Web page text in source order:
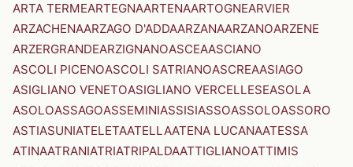
ARTA TERMEARTEGNAARTENAARTOGNEARVIER
ARZACHENAARZAGO D'ADDAARZANAARZANOARZENE
ARZERGRANDEARZIGNANOASCEAASCIANO
ASCOLI PICENOASCOLI SATRIANOASCREAASIAGO
ASIGLIANO VENETOASIGLIANO VERCELLESEASOLA
ASOLOASSAGOASSEMINIASSISIASSOASSOLOASSORO
ASTIASUNIATELETAATELLAATENA LUCANAATESSA
ATINAATRANIATRIATRIPALDAATTIGLIANOATTIMIS